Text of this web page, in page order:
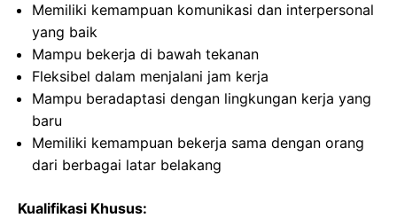
Memiliki kemampuan komunikasi dan interpersonal
yang baik
Mampu bekerja di bawah tekanan
Fleksibel dalam menjalani jam kerja
Mampu beradaptasi dengan lingkungan kerja yang
baru
Memiliki kemampuan bekerja sama dengan orang
dari berbagai latar belakang
Kualifikasi Khusus: